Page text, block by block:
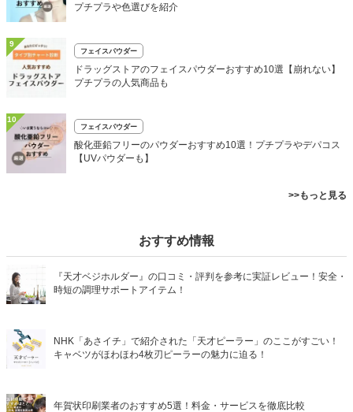
プチプラや色選びを紹介
9
フェイスパウダー
ドラッグストアのフェイスパウダーおすすめ10選【崩れない】
プチプラの人気商品も
10
フェイスパウダー
酸化亜鉛フリーのパウダーおすすめ10選！プチプラやデパコス
【UVパウダーも】
>>もっと見る
おすすめ情報
『天才ベジホルダー』の口コミ・評判を参考に実証レビュー！安全・
時短の調理サポートアイテム！
NHK「あさイチ」で紹介された「天才ピーラー」のここがすごい！
キャベツがほわほわ4枚刃ピーラーの魅力に迫る！
年賀状印刷業者のおすすめ5選！料金・サービスを徹底比較